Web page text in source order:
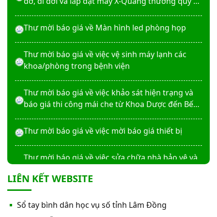
Thư mời báo giá về Màn hình led phòng họp
Thư mời báo giá về việc vệ sinh máy lạnh các
khoa/phòng trong bệnh viện
Thư mời báo giá về việc khảo sát hiện trạng và
báo giá thi công mái che từ Khoa Dược đến Bếp
Thư mời báo giá về việc mời báo giá thiết bị
Thư mời báo giá về việc sửa chữa nhà bảo vệ và
phẵng
LIÊN KẾT WEBSITE
Sổ tay bình dân học vụ số tỉnh Lâm Đồng